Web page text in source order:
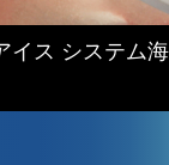
イス システム海